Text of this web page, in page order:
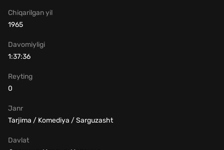
Chiqarilgan yil
1965
Janr
Tarjima / Komediya / Sarguzasht
Davomiyligi
1:37:36
Davlat
Reyting
0